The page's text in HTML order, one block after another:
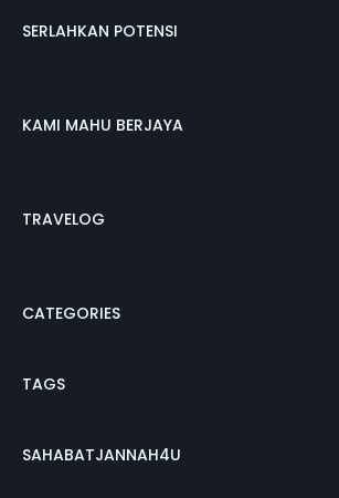
SERLAHKAN POTENSI
KAMI MAHU BERJAYA
TRAVELOG
CATEGORIES
TAGS
SAHABATJANNAH4U